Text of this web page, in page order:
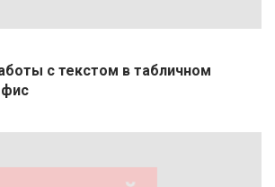
с текстом в табличном